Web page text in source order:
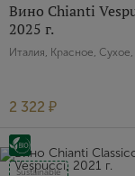
Вино Chianti
2025 г.
Италия, Красное, Сухое,
2 322 ₽
Sustainable